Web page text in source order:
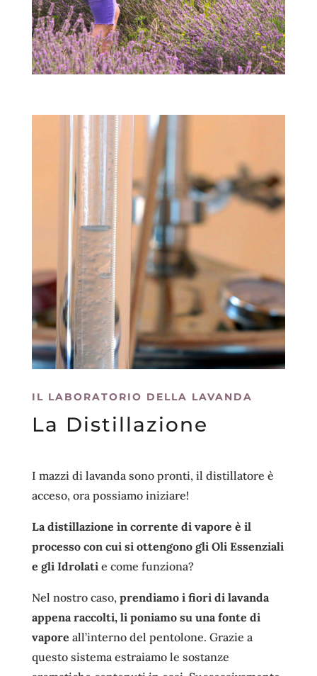
IL LABORATORIO DELLA LAVANDA
La Distillazione
I mazzi di lavanda sono pronti, il distillatore è
acceso, ora possiamo iniziare!
La distillazione in corrente di vapore è il
processo con cui si ottengono gli Oli Essenziali
e gli Idrolati e come funziona?
Nel nostro caso, prendiamo i fiori di lavanda
appena raccolti, li poniamo su una fonte di
vapore all’interno del pentolone. Grazie a
questo sistema estraiamo le sostanze